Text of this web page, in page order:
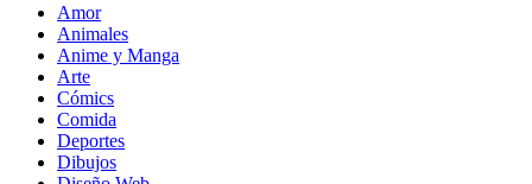
Amor
Animales
Anime y Manga
Arte
Cómics
Comida
Deportes
Dibujos